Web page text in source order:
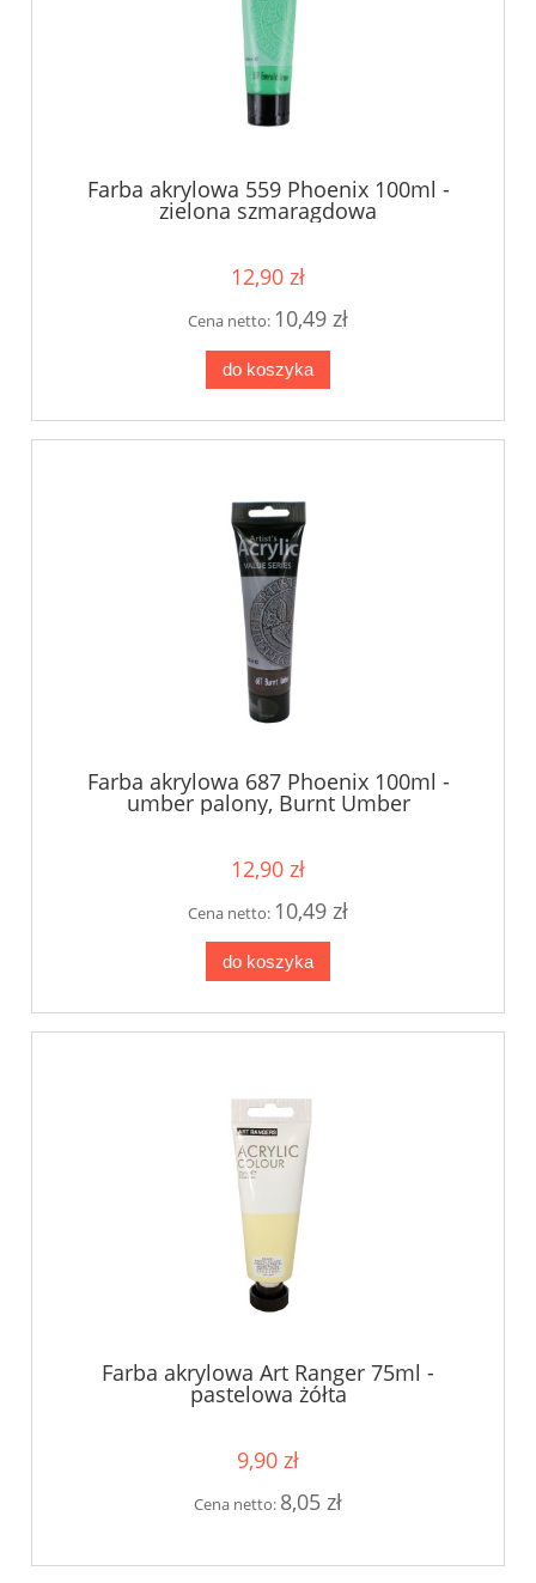
Farba akrylowa 559 Phoenix 100ml -
zielona szmaragdowa
12,90 zł
Cena netto: 10,49 zł
do koszyka
Farba akrylowa 687 Phoenix 100ml -
umber palony, Burnt Umber
12,90 zł
Cena netto: 10,49 zł
do koszyka
Farba akrylowa Art Ranger 75ml -
pastelowa żółta
9,90 zł
Cena netto: 8,05 zł